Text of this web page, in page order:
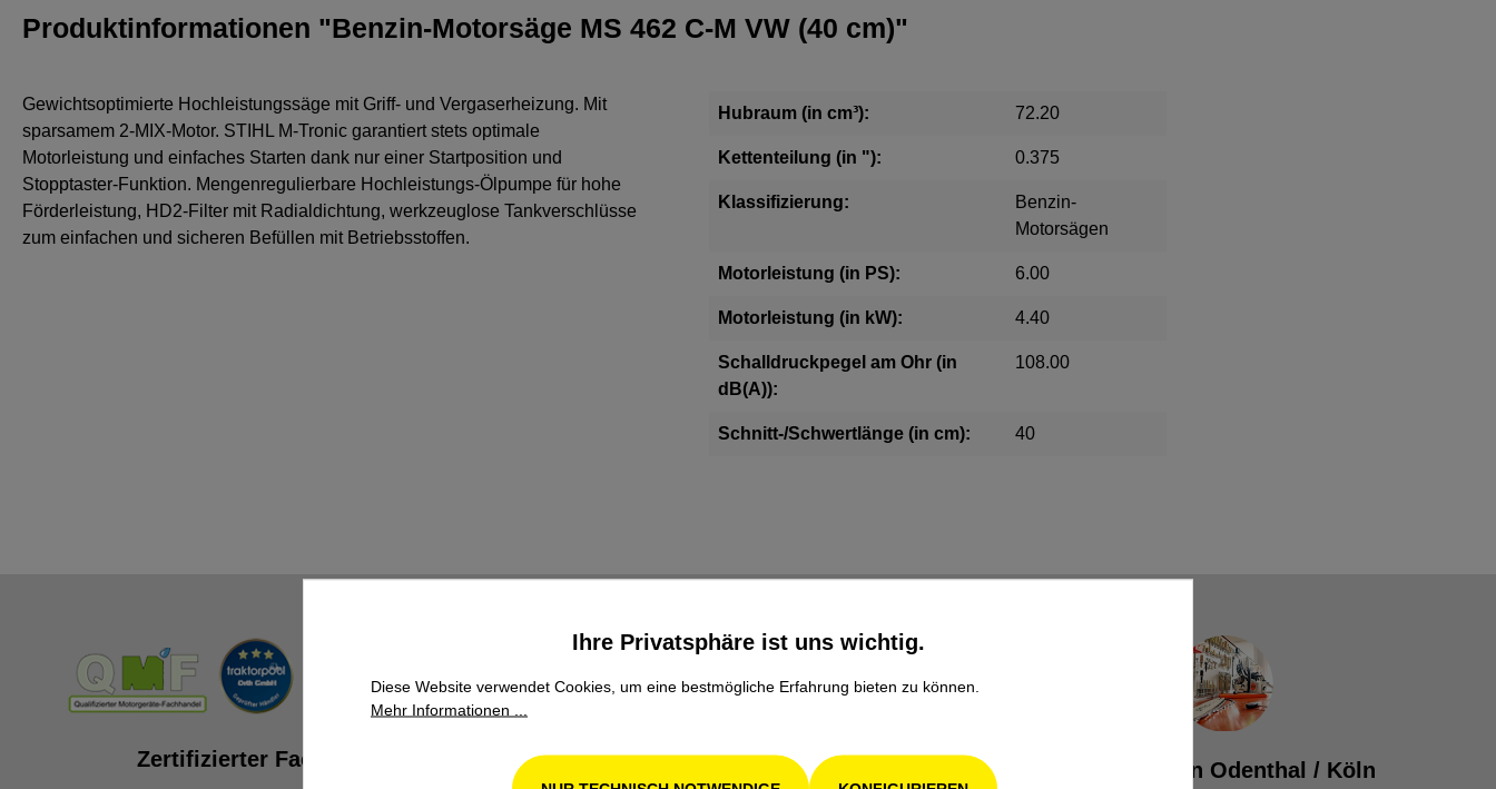
Produktinformationen "Benzin-Motorsäge MS 462 C-M VW (40 cm)"
Gewichtsoptimierte Hochleistungssäge mit Griff- und Vergaserheizung. Mit
sparsamem 2-MIX-Motor. STIHL M-Tronic garantiert stets optimale
Motorleistung und einfaches Starten dank nur einer Startposition und
Stopptaster-Funktion. Mengenregulierbare Hochleistungs-Ölpumpe für hohe
Förderleistung, HD2-Filter mit Radialdichtung, werkzeuglose Tankverschlüsse
zum einfachen und sicheren Befüllen mit Betriebsstoffen.
Hubraum (in cm³): 72.20
Kettenteilung (in "): 0.375
Klassifizierung:
Benzin-
Motorsägen
Motorleistung (in PS): 6.00
Motorleistung (in kW): 4.40
Schalldruckpegel am Ohr (in
dB(A)):
108.00
Schnitt-/Schwertlänge (in cm): 40
Zertifizierter Fachhändler Familienbetrieb Werkstatt in Odenthal / Köln
Ihre Privatsphäre ist uns wichtig.
Diese Website verwendet Cookies, um eine bestmögliche Erfahrung bieten zu können.
Mehr Informationen ...